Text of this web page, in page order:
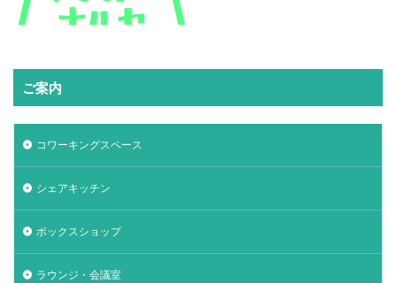
ご案内
コワーキングスペース
シェアキッチン
ボックスショップ
ラウンジ・会議室